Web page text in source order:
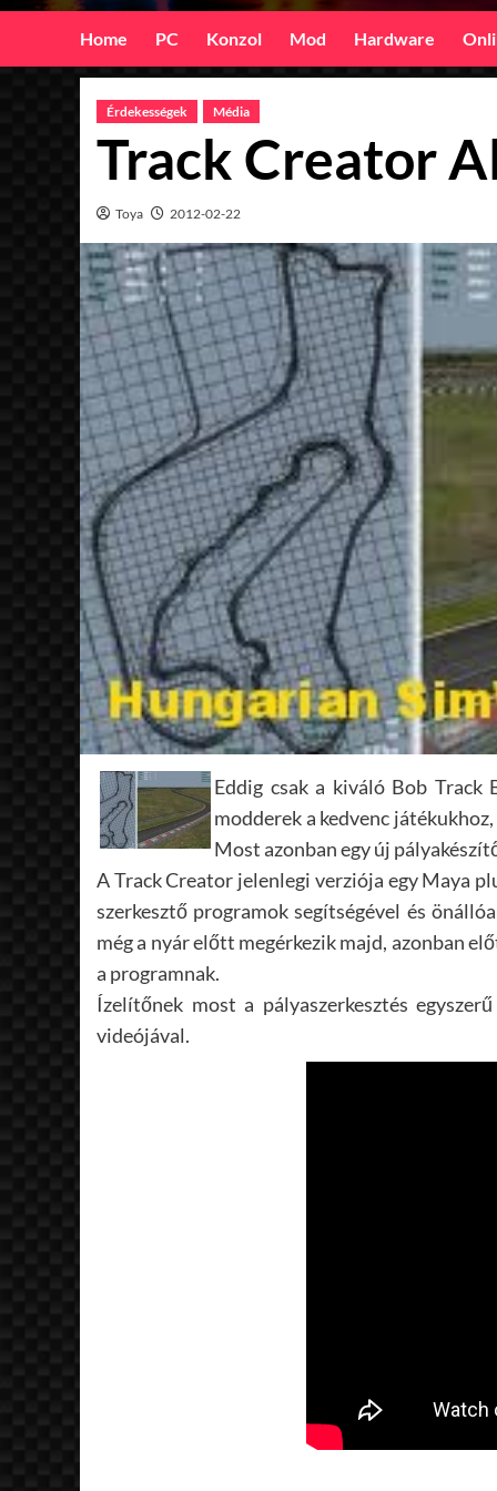
Home PC Konzol Mod Hardware
Érdekességek Média
Track Creator
Toya 2012-02-22
Eddig csak a kiváló Bob
modderek a kedvenc
Most azonban egy új
A Track Creator jelenlegi verziója egy Maya
szerkesztő programok segítségével és
még a nyár előtt megérkezik majd, azonban
a programnak.
Ízelítőnek most a pályaszerkesztés
videójával.